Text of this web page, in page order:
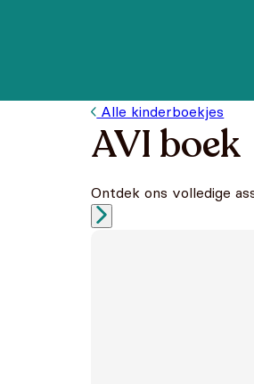
Alle kinderboekjes
AVI boek
Ontdek ons volledige